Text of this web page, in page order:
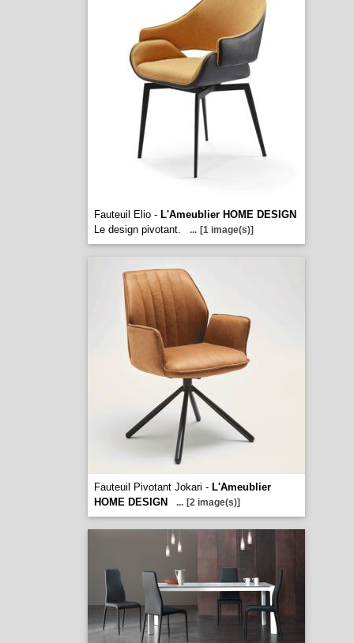
Fauteuil Elio - L'Ameublier HOME DESIGN
Le design pivotant.
... [1 image(s)]
Fauteuil Pivotant Jokari - L'Ameublier
HOME DESIGN
... [2 image(s)]